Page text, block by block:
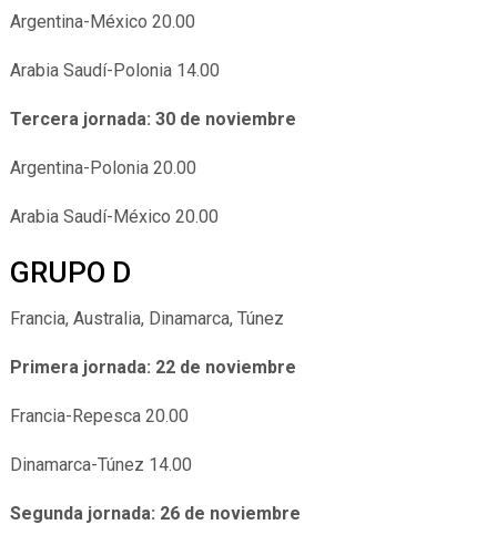
Argentina-México 20.00
Arabia Saudí-Polonia 14.00
Tercera jornada: 30 de noviembre
Argentina-Polonia 20.00
Arabia Saudí-México 20.00
GRUPO D
Francia, Australia, Dinamarca, Túnez
Primera jornada: 22 de noviembre
Francia-Repesca 20.00
Dinamarca-Túnez 14.00
Segunda jornada: 26 de noviembre